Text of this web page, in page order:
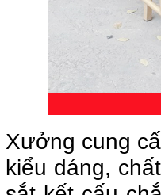
Xưởng cung
kiểu dáng,